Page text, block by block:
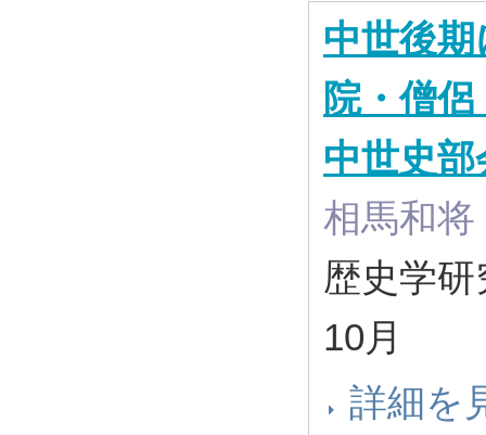
中世後
院・僧
中世史
相馬和将
歴史学
10月
詳細を